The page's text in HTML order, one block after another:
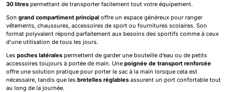
30 litres permettant de transporter facilement tout votre équipement.
Son grand compartiment principal offre un espace généreux pour ranger
vêtements, chaussures, accessoires de sport ou fournitures scolaires. Son
format polyvalent répond parfaitement aux besoins des sportifs comme à ceux
d’une utilisation de tous les jours.
Les poches latérales permettent de garder une bouteille d’eau ou de petits
accessoires toujours à portée de main. Une poignée de transport renforcée
offre une solution pratique pour porter le sac à la main lorsque cela est
nécessaire, tandis que les bretelles réglables assurent un port confortable tout
au long de la journée.